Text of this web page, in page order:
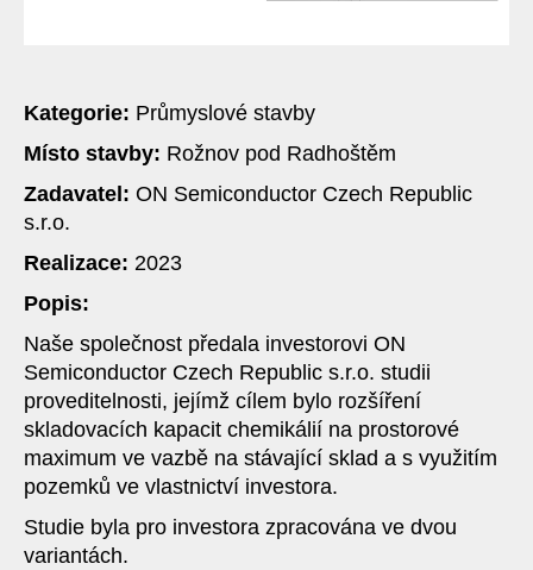
Kategorie: Průmyslové stavby
Místo stavby: Rožnov pod Radhoštěm
Zadavatel: ON Semiconductor Czech Republic
s.r.o.
Realizace: 2023
Popis:
Naše společnost předala investorovi ON
Semiconductor Czech Republic s.r.o. studii
proveditelnosti, jejímž cílem bylo rozšíření
skladovacích kapacit chemikálií na prostorové
maximum ve vazbě na stávající sklad a s využitím
pozemků ve vlastnictví investora.
Studie byla pro investora zpracována ve dvou
variantách.